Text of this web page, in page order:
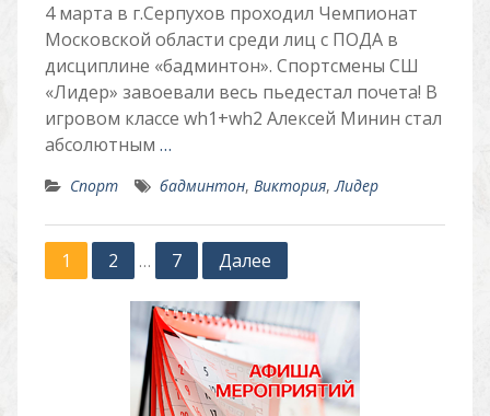
4 марта в г.Серпухов проходил Чемпионат
Московской области среди лиц с ПОДА в
дисциплине «бадминтон». Спортсмены СШ
«Лидер» завоевали весь пьедестал почета! В
игровом классе wh1+wh2 Алексей Минин стал
абсолютным …
Спорт бадминтон, Виктория,Лидер
Пагинация
1 2 … 7 Далее